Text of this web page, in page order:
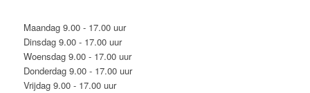
Maandag 9.00 - 17.00 uur
Dinsdag 9.00 - 17.00 uur
Woensdag 9.00 - 17.00 uur
Donderdag 9.00 - 17.00 uur
Vrijdag 9.00 - 17.00 uur